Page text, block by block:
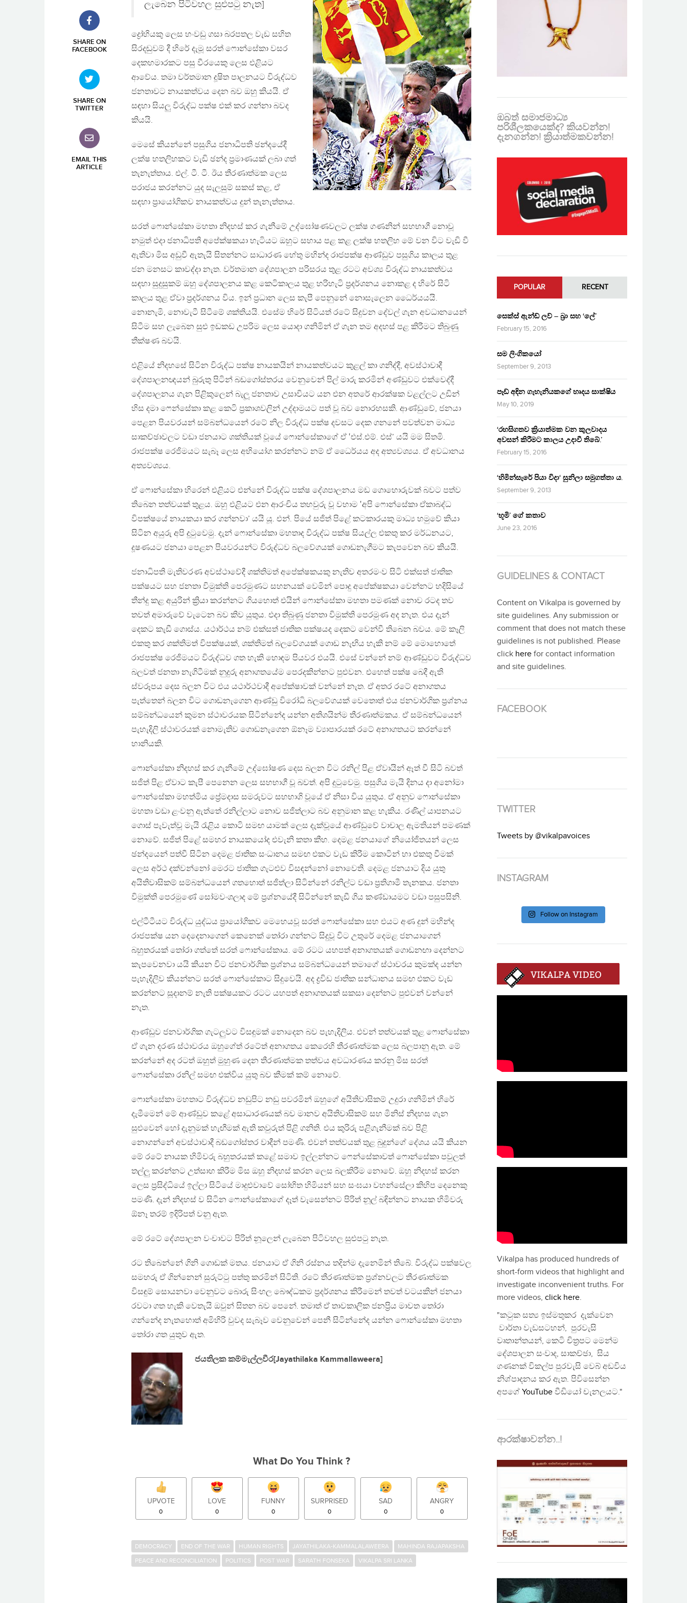
SHARE ON
FACEBOOK
SHARE ON
TWITTER
EMAIL THIS
ARTICLE
ලැබෙන පිටිවහල සුළුපටු නැත]
ද්‍රෝහියකු ලෙස හංවඩු ගසා බරපතල වැඩ සහිත
සිරදඬුවම් දී හිරේ දැමූ සරත් ෆොන්සේකා වසර
දෙකහමාරකට පසු වීරයෙකු ලෙස එළියට
ආවේය. තමා වර්තමාන දූෂිත පාලනයට විරුද්ධව
ජනතාවට නායකත්වය දෙන බව ඔහු කියයි. ඒ
සඳහා සියලු විරුද්ධ පක්ෂ එක් කර ගන්නා බවද
කියයි.
මෙසේ කියන්නේ පසුගිය ජනාධිපති ඡන්දයේදී
ලක්ෂ හතලිහකට වැඩි ඡන්ද ප්‍රමාණයක් ලබා ගත්
තැනැත්තාය. එල්. ටී. ටී. ඊය තීරණාත්මක ලෙස
පරාජය කරන්නට යුද සැලසුම් සකස් කළ, ඒ
සඳහා ප්‍රායෝගිකව නායකත්වය දුන් තැනැත්තාය.
සරත් ෆොන්සේකා මහතා නිදහස් කර ගැනීමේ උද්ඝෝෂණවලට ලක්ෂ ගණනින් සහභාගී නොවූ
නමුත් එදා ජනාධිපති අපේක්ෂකයා හැටියට ඔහුට සහාය පළ කළ ලක්ෂ හතලිහ මේ වන විට වැඩි වී
ඇතිවා මිස අඩුවී ඇතැයි සිතන්නට සාධාරණ හේතු මහින්ද රාජපක්ෂ ආණ්ඩුව පසුගිය කාලය තුළ
ජන මනසට කාවද්දා නැත. වර්තමාන දේශපාලන පරිසරය තුළ රටට අවශ්‍ය විරුද්ධ නායකත්වය
සඳහා සුදුසුකම් ඔහු දේශපාලනය කළ කෙටිකාලය තුළ හරිහැටි ප්‍රදර්ශනය නොකළ ද හිරේ සිටි
කාලය තුළ ඒවා ප්‍රදර්ශනය විය. ඉන් ප්‍රධාන ලෙස කැපී පෙනුනේ නොසැලෙන ධෛර්යයයි.
නොනැමි, නොවැටී සිටීමේ ශක්තියයි. එසේම හිරේ සිටියත් රටේ සිදුවන දේවල් ගැන අවධානයෙන්
සිටීම සහ ලැබෙන සුළු ඉඩකඩ උපරිම ලෙස යොදා ගනිමින් ඒ ගැන තම අදහස් පළ කිරීමට තිබුණු
තීක්ෂණ බවයි.
එළියේ නිදහසේ සිටින විරුද්ධ පක්ෂ නායකයින් නායකත්වයට කුළල් කා ගනිද්දී, අවස්ථාවාදී
දේශපාලනඥයන් බුරුතු පිටින් බඩගෝස්තරය වෙනුවෙන් පිල් මාරු කරමින් අණ්ඩුවට එක්වෙද්දී
දේශපාලනය ගැන පිළිකුලෙන් බැලූ ජනතාව උසාවියට යන එන අතරේ ආරක්ෂක වළල්ලට උඩින්
හිස දමා ෆෙන්සේකා කළ කෙටි ප්‍රකාශවලින් උද්දාමයට පත් වූ බව නොරහසකි. ආණ්ඩුවේ, ජනයා
පෙළන පියවරයන් සම්බන්ධයෙන් රටේ නිල විරුද්ධ පක්ෂ දවසට දෙක ගනනේ පවත්වන මාධ්‍ය
සාකච්ඡාවලට වඩා ජනයාට ශක්තියක් වූයේ ෆොන්සේකාගේ ඒ ‛එස්.එම්. එස්’ යයි මම සිතමි.
රාජපක්ෂ රෙජිමයට සැබෑ ලෙස අභියෝග කරන්නට නම් ඒ ධෛර්යය අද අත්‍යවශ්‍යය. ඒ අවධානය
අත්‍යවශ්‍යය.
ඒ ෆොන්සේකා හිරෙන් එළියට එන්නේ විරුද්ධ පක්ෂ දේශපාලනය මඩ ගොහොරුවක් බවට පත්ව
තිබෙන තත්වයක් තුළය. ඔහු එළියට එන ආරංචිය තහවුරු වූ වහාම ‛අපි ෆොන්සේකා ඒකාබද්ධ
විපක්ෂයේ නායකයා කර ගන්නවා’ යයි යූ. එන්. පියේ සජිත් පිළේ කටකාරයකු මාධ්‍ය හමුවේ කියා
සිටින අයුරු අපි දුටුවෙමු. දැන් ෆොන්සේකා මහතාද විරුද්ධ පක්ෂ සියල්ල එකතු කර මර්ධනයට,
දූෂණයට ජනයා පෙළන පියවරයන්ට විරුද්ධව බලවේගයක් ගොඩනැගීමට කැපවෙන බව කියයි.
ජනාධිපති මැතිවරණ අවස්ථාවේදී ශක්තිමත් අපේක්ෂකයකු නැතිව අතරමංව සිටි එක්සත් ජාතික
පක්ෂයට සහ ජනතා විමුක්ති පෙරමුණට සහනයක් වෙමින් පොදු අපේක්ෂකයා වෙන්නට හදිසියේ
තීන්දු කළ අයුරින් ක්‍රියා කරන්නට ගියහොත් එයින් ෆොන්සේකා මහතා පමණක් නොව රටද තව
තවත් අමාරුවේ වැටෙන බව කිව යුතුය. එදා තිබුණු ජනතා විමුක්ති පෙරමුණ අද නැත. එය දැන්
දෙකට කැඩී ගොස්ය. යථාර්ථය නම් එක්සත් ජාතික පක්ෂයද දෙකට වෙන්වී තිබෙන බවය. මේ කෑලි
එකතු කර ශක්තිමත් විපක්ෂයක්, ශක්තිමත් බලවේගයක් ගොඩ නැඟිය හැකි නම් මේ මොහොතේ
රාජපක්ෂ රෙජිමයට විරුද්ධව ගත හැකි හොඳම පියවර එයයි. එසේ වන්නේ නම් ආණ්ඩුවට විරුද්ධව
බලවත් ජනතා නැගිටීමක් නුදුරු අනාගතයේම පෙරදකින්නට පුළුවන. එහෙත් පක්ෂ බෙදී ඇති
ස්වරූපය දෙස බලන විට එය යථාර්ථවාදී අපේක්ෂාවක් වන්නේ නැත. ඒ අතර රටේ අනාගතය
පැත්තෙන් බලන විට ගොඩනැගෙන ආණ්ඩු විරෝධි බලවේගයක් වෙතොත් එය ජනවාර්ගික ප්‍රශ්නය
සම්බන්ධයෙන් කුමන ස්ථාවරයක සිටින්නේද යන්න අතිශයින්ම තීරණාත්මකය. ඒ සම්බන්ධයෙන්
පැහැදිලි ස්ථාවරයක් නොමැතිව ගොඩනැගෙන ඕනෑම ව්‍යාපාරයක් රටේ අනාගතයට කරන්නේ
හානියකි.
ෆොන්සේකා නිදහස් කර ගැනීමේ උද්ඝෝෂණ දෙස බලන විට රනිල් පිළ ඒවායින් ඈත් වී සිටි බවත්
සජිත් පිළ ඒවාට කැපී පෙනෙන ලෙස සහභාගී වූ බවත්. අපි දුටුවෙමු. පසුගිය මැයි දිනය දා අනෝමා
ෆොන්සේකා මහත්මිය ප්‍රේමදාස සමරුවට සහභාගි වූයේ ඒ නිසා විය යුතුය. ඒ අනුව ෆොන්සේකා
මහතා වඩා ළංවනු ඇත්තේ රනිල්ලාට නොව සජිත්ලාට බව අනුමාන කළ හැකිය. රණිල් යාපනයට
ගොස් පැවැත්වූ මැයි රැළිය කොටි සමඟ යාමක් ලෙස දැක්වූයේ ආණ්ඩුවේ වාචාල ඇමතියන් පමණක්
නොවේ. සජිත් පිළේ සමහර නායකයෝද එවැනි කතා කීහ. දෙමළ ජනයාගේ නියෝජිතයන් ලෙස
ඡන්දයෙන් පත්වී සිටින දෙමළ ජාතික සංධානය සමඟ එකට වැඩ කිරීම කොටින් හා එකතු වීමක්
ලෙස අර්ථ දක්වන්නෝ මෙරට ජාතික ගැටළුව විසඳන්නෝ නොවෙති. දෙමළ ජනයාට දිය යුතු
අයිතිවාසිකම් සම්බන්ධයෙන් ගතහොත් සජිත්ලා සිටින්නේ රනිල්ට වඩා ප්‍රතිගාමී තැනකය. ජනතා
විමුක්ති පෙරමුණේ සෝමවංශලාද මේ ප්‍රශ්නයේදී සිටින්නේ කැඩී ගිය කණ්ඩායමට වඩා පසුපසිනි.
එල්ටීටීයට විරුද්ධ යුද්ධය ප්‍රායෝගිකව මෙහෙයවූ සරත් ෆොන්සේකා සහ එයට අණ දුන් මහින්ද
රාජපක්ෂ යන දෙදෙනාගෙන් කෙනෙක් තෝරා ගන්නට සිදුවූ විට උතුරේ දෙමළ ජනයාගෙන්
බහුතරයක් තෝරා ගත්තේ සරත් ෆොන්සේකාය. මේ රටට යහපත් අනාගතයක් ගොඩනඟා දෙන්නට
කැපවෙනවා යයි කියන විට ජනවාර්ගික ප්‍රශ්නය සම්බන්ධයෙන් තමාගේ ස්ථාවරය කුමක්ද යන්න
පැහැදිලිව කියන්නට සරත් ෆොන්සේකාට සිදුවෙයි. අද ද්‍රවිඩ ජාතික සන්ධානය සමඟ එකට වැඩ
කරන්නට සූදානම් නැති පක්ෂයකට රටට යහපත් අනාගතයක් සකසා දෙන්නට පුළුවන් වන්නේ
නැත.
ආණ්ඩුව ජනවාර්ගික ගැටලුවට විසඳුමක් නොදෙන බව පැහැදිලිය. එවන් තත්වයක් තුළ ෆොන්සේකා
ඒ ගැන දරණ ස්ථාවරය ඔහුගේත් රටේත් අනාගතය කෙරෙහි තීරණාත්මක ලෙස බලපානු ඇත. මේ
කරන්නේ අද රටත් ඔහුත් මුහුණ දෙන තීරණාත්මක තත්වය අවධාරණය කරනු මිස සරත්
ෆොන්සේකා රනිල් සමඟ එක්විය යුතු බව කීමක් කම් නොවේ.
ෆොන්සේකා මහතාට විරුද්ධව නඩුපිට නඩු පවරමින් ඔහුගේ අයිතිවාසිකම් උදුරා ගනිමින් හිරේ
දැමීමෙන් මේ ආණ්ඩුව කළේ අසාධාරණයක් බව මානව අයිතිවාසිකම් සහ මිනිස් නිදහස ගැන
සුළුවෙන් හෝ දැනුමක් හැඟීමක් ඇති කවුරුත් පිළි ගනිති. එය කුරිරු පළිගැනීමක් බව පිළි
නොගන්නේ අවස්ථාවාදී බඩගෝස්තර වාදීන් පමණි. එවන් තත්වයක් තුළ බුදුන්ගේ දේශය යයි කියන
මේ රටේ නායක හිමිවරු බහුතරයක් කළේ සමාව ඉල්ලන්නට ෆෙන්සේකාවත් ෆොන්සේකා පවුලත්
තල්ලු කරන්නට උත්සාහ කිරීම මිස ඔහු නිදහස් කරන ලෙස බලකිරීම නොවේ. ඔහු නිදහස් කරන
ලෙස ප්‍රසිද්ධියේ ඉල්ලා සිටියේ මාදුළුවාවේ සෝභිත හිමියන් සහ සංඝයා වහන්සේලා කිහිප දෙනෙකු
පමණි. දැන් නිදහස් ව සිටින ෆොන්සේකාගේ දෑත් වැසෙන්නට පිරිත් නූල් බඳින්නට නායක හිමිවරු
ඕනෑ තරම් ඉදිරිපත් වනු ඇත.
මේ රටේ දේශපාලන වංචාවට පිරිත් නූලෙන් ලැබෙන පිටිවහල සුළුපටු නැත.
රට තිබෙන්නේ ගිනි ගොඩක් මතය. ජනයාට ඒ ගිනි රස්නය තදින්ම දැනෙමින් තිබේ. විරුද්ධ පක්ෂවල
සමහරු ඒ ගින්නෙන් සුරුට්ටු පත්තු කරමින් සිටිති. රටේ තීරණාත්මක ප්‍රශ්නවලට තීරණාත්මක
විසඳුම් සොයනවා වෙනුවට බොරු සිංහල බෞද්ධකම ප්‍රදර්ශනය කිරීමෙන් තවත් වටයකින් ජනයා
රවටා ගත හැකි වෙතැයි ඔවුන් සිතන බව පෙනේ. තමාත් ඒ තාවකාලික ජනප්‍රිය මාවත තෝරා
ගන්නේද නැතහොත් අමිහිරි වුවද සැබෑව වෙනුවෙන් පෙනී සිටින්නේද යන්න ෆොන්සේකා මහතා
තෝරා ගත යුතුව ඇත.
ජයතිලක කම්මැල්ලවීර[Jayathilaka Kammallaweera]
What Do You Think ?
UPVOTE
0
LOVE
0
FUNNY
0
SURPRISED
0
SAD
0
ANGRY
0
DEMOCRACY END OF THE WAR HUMAN RIGHTS JAYATHILAKA-KAMMALALAWEERA
MAHINDA RAJAPAKSHA
PEACE AND RECONCILIATION
POLITICS POST WAR SARATH FONSEKA VIKALPA SRI LANKA
ඔබත් සමාජමාධ්‍ය
පරිශීලකයෙක්ද? කියවන්න!
දැනගන්න! ක්‍රියාත්මකවන්න!
POPULAR RECENT
සෙක්ස් ඇන්ඩ් ලව් – බ්‍රා සහ ‘ලේ’
February 15, 2016
සම ලිංගිකයෝ
September 9, 2013
පෑඩ් අඳින ගැහැනියකගේ හෘදය සාක්ෂිය
May 10, 2019
‘රහසිගතව ක්‍රියාත්මක වන කුලවාදය
අවසන් කිරීමට කාලය උදාවී තිබේ.’
February 15, 2016
‘හිමින්සැරේ පියා විදා‘ සුනිලා සමුගත්තා ය.
September 9, 2013
‘භූමි’ ගේ කතාව
June 23, 2016
GUIDELINES & CONTACT
Content on Vikalpa is governed by
site guidelines. Any submission or
comment that does not match these
guidelines is not published. Please
click here for contact information
and site guidelines.
FACEBOOK
TWITTER
Tweets by @vikalpavoices
INSTAGRAM
Follow on Instagram
Vikalpa has produced hundreds of
short-form videos that highlight and
investigate inconvenient truths. For
more videos, click here.
"කටුක සත්‍ය ඉස්මතුකර දැක්වෙන
වාර්තා වැඩසටහන්, පුරවැසි
වෘතාන්තයන්, කෙටි චිත්‍රපට මෙන්ම
දේශපාලන සංවාද, සාකච්ඡා, සිය
ගණනක් විකල්ප පුරවැසි වෙබ් අඩවිය
නිශ්පාදනය කර ඇත. පිවිසෙන්න
අපගේ YouTube වීඩියෝ චැනලයට."
ආරක්ෂාවන්න..!